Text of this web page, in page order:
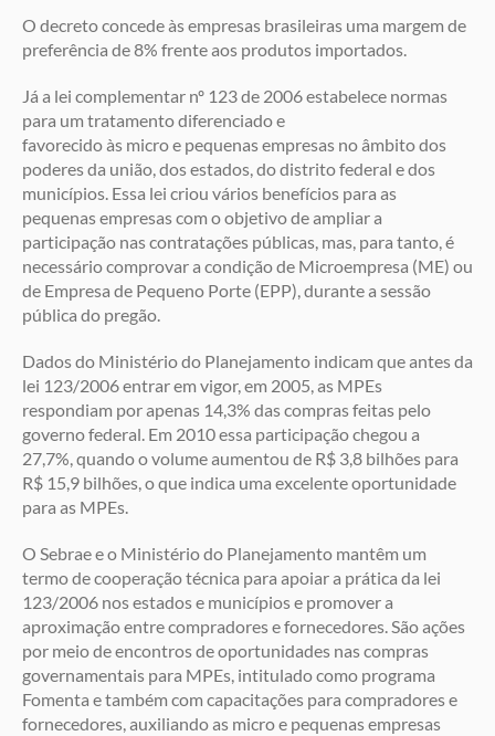
O decreto concede às empresas brasileiras uma margem de
preferência de 8% frente aos produtos importados.
Já a lei complementar nº 123 de 2006 estabelece normas
para um tratamento diferenciado e
favorecido às micro e pequenas empresas no âmbito dos
poderes da união, dos estados, do distrito federal e dos
municípios. Essa lei criou vários benefícios para as
pequenas empresas com o objetivo de ampliar a
participação nas contratações públicas, mas, para tanto, é
necessário comprovar a condição de Microempresa (ME) ou
de Empresa de Pequeno Porte (EPP), durante a sessão
pública do pregão.
Dados do Ministério do Planejamento indicam que antes da
lei 123/2006 entrar em vigor, em 2005, as MPEs
respondiam por apenas 14,3% das compras feitas pelo
governo federal. Em 2010 essa participação chegou a
27,7%, quando o volume aumentou de R$ 3,8 bilhões para
R$ 15,9 bilhões, o que indica uma excelente oportunidade
para as MPEs.
O Sebrae e o Ministério do Planejamento mantêm um
termo de cooperação técnica para apoiar a prática da lei
123/2006 nos estados e municípios e promover a
aproximação entre compradores e fornecedores. São ações
por meio de encontros de oportunidades nas compras
governamentais para MPEs, intitulado como programa
Fomenta e também com capacitações para compradores e
fornecedores, auxiliando as micro e pequenas empresas